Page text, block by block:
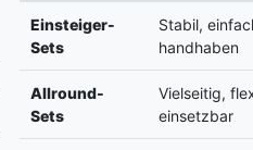
Einsteiger-
Sets
Stabil,
handhaben
Allround-
Sets
Vielseitig,
einsetzbar